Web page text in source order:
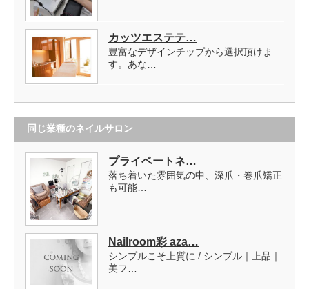
カッツエステテ…
豊富なデザインチップから選択頂けま
す。あな…
同じ業種のネイルサロン
プライベートネ…
落ち着いた雰囲気の中、深爪・巻爪矯正
も可能…
Nailroom彩 aza…
シンプルこそ上質に / シンプル｜上品｜
美フ…